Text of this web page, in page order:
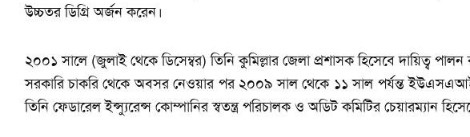
উচ্চতর ডিগ্রি অর্জন করেন।
২০০১ সালে (জুলাই থেকে ডিসেম্বর) তিনি কুমিল্লার জেলা প্রশাসক হিসেবে দায়িত্ব পালন
সরকারি চাকরি থেকে অবসর নেওয়ার পর ২০০৯ সাল থেকে ১১ সাল পর্যন্ত
তিনি ফেডারেল ইন্স্যুরেন্স কোম্পানির স্বতন্ত্র পরিচালক ও অডিট কমিটির চেয়ারম্যান